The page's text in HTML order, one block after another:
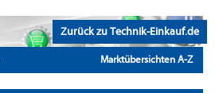
Zurück zu Technik-Einkauf.de
Marktübersichten A-Z